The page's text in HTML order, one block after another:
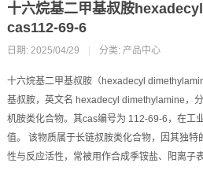
十六烷基二甲基叔胺
cas112-69-6
日期: 2025/04/29 分类: 产品中心
十六烷基二甲基叔胺（hexadecyl
基叔胺，英文名 hexadecyl dimethylamine，
机胺类化合物。其cas编号为 112-69-6，在工
值。 该物质属于长链叔胺类化合物，因其独
性与反应活性，常被用作合成季铵盐、阳离子